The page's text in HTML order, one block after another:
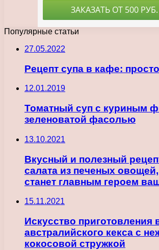
Популярные статьи
27.05.2022
Рецепт супа в кафе:
12.01.2019
Томатный суп с куриным
зеленоватой фасолью
13.10.2021
Вкусный и полезный
салата из печеных
станет главным героем
15.11.2021
Искусство приготовления
австралийского кекса с
кокосовой стружкой